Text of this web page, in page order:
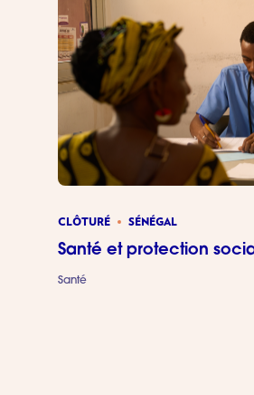
CLÔTURÉ SÉNÉGAL
Santé et protection
Santé